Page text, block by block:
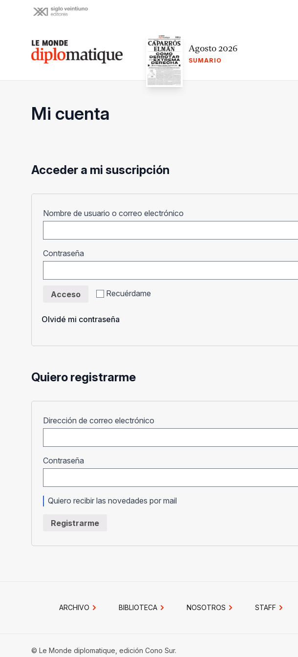
Le monde diplomatique Agosto 2026
SUMARIO
Mi cuenta
Acceder a mi suscripción
Nombre de usuario o correo electrónico
Contraseña
Recuérdame
Acceso
Olvidé mi contraseña
Quiero registrarme
Dirección de correo electrónico
Contraseña
Quiero recibir las novedades por mail
Registrarme
ARCHIVO BIBLIOTECA NOSOTROS STAFF
© Le Monde diplomatique, edición Cono Sur.